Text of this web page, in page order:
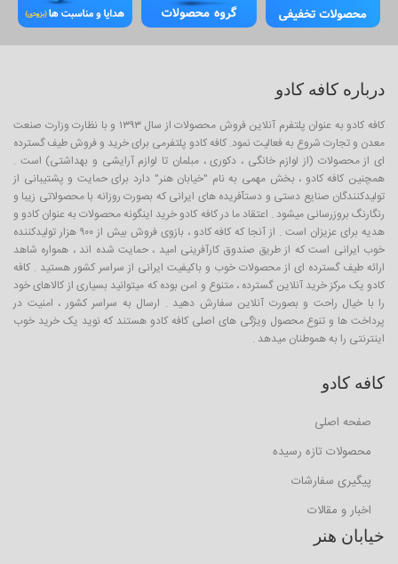
درباره کافه کادو
کافه کادو به عنوان پلتفرم آنلاین فروش محصولات از سال ۱۳۹۳ و با نظارت وزارت صنعت
معدن و تجارت شروع به فعالیت نمود. کافه کادو پلتفرمی برای خرید و فروش طیف گسترده
ای از محصولات (از لوازم خانگی ، دکوری ، مبلمان تا لوازم آرایشی و بهداشتی) است .
همچنین کافه کادو ، بخش مهمی به نام "خیابان هنر" دارد برای حمایت و پشتیبانی از
تولیدکنندگان صنایع دستی و دستآفریده های ایرانی که بصورت روزانه با محصولاتی زیبا و
رنگارنگ بروزرسانی میشود . اعتقاد ما در کافه کادو خرید اینگونه محصولات به عنوان کادو و
هدیه برای عزیزان است . از آنجا که کافه کادو ، بازوی فروش بیش از ۹۰۰ هزار تولیدکننده
خوب ایرانی است که از طریق صندوق کارآفرینی امید ، حمایت شده اند ، همواره شاهد
ارائه طیف گسترده ای از محصولات خوب و باکیفیت ایرانی از سراسر کشور هستید . کافه
کادو یک مرکز خرید آنلاین گسترده ، متنوع و امن بوده که میتوانید بسیاری از کالاهای خود
را با خیال راحت و بصورت آنلاین سفارش دهید . ارسال به سراسر کشور ، امنیت در
پرداخت ها و تنوع محصول ویژگی های اصلی کافه کادو هستند که نوید یک خرید خوب
اینترنتی را به هموطنان میدهد .
کافه کادو
صفحه اصلی
محصولات تازه رسیده
پیگیری سفارشات
اخبار و مقالات
خیابان هنر